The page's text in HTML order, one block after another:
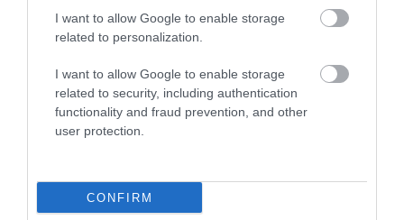
I want to allow Google to enable storage
related to personalization.
I want to allow Google to enable storage
related to security, including authentication
functionality and fraud prevention, and other
user protection.
CONFIRM
gyűjtőhelyek.